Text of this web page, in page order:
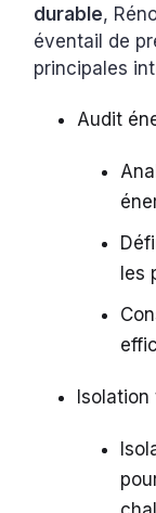
durable,
éventail de
principales
Audit
les